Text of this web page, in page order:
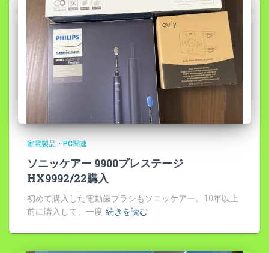
家電製品・PC関連
ソニッケアー 9900プレステージ
HX9992/22購入
初めて購入した電動歯ブラシもソニッケアー。10年以上
前に購入して、一度 続きを読む